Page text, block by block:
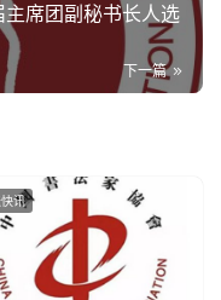
席团副秘书长人选
下一篇
讯